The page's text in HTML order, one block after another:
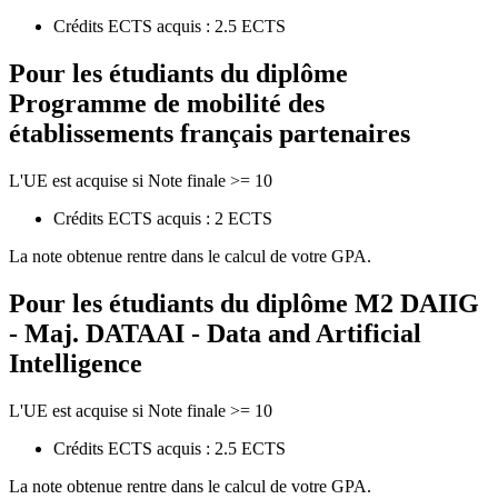
Crédits ECTS acquis : 2.5 ECTS
Pour les étudiants du diplôme
Programme de mobilité des
établissements français partenaires
L'UE est acquise si Note finale >= 10
Crédits ECTS acquis : 2 ECTS
La note obtenue rentre dans le calcul de votre GPA.
Pour les étudiants du diplôme M2 DAIIG
- Maj. DATAAI - Data and Artificial
Intelligence
L'UE est acquise si Note finale >= 10
Crédits ECTS acquis : 2.5 ECTS
La note obtenue rentre dans le calcul de votre GPA.